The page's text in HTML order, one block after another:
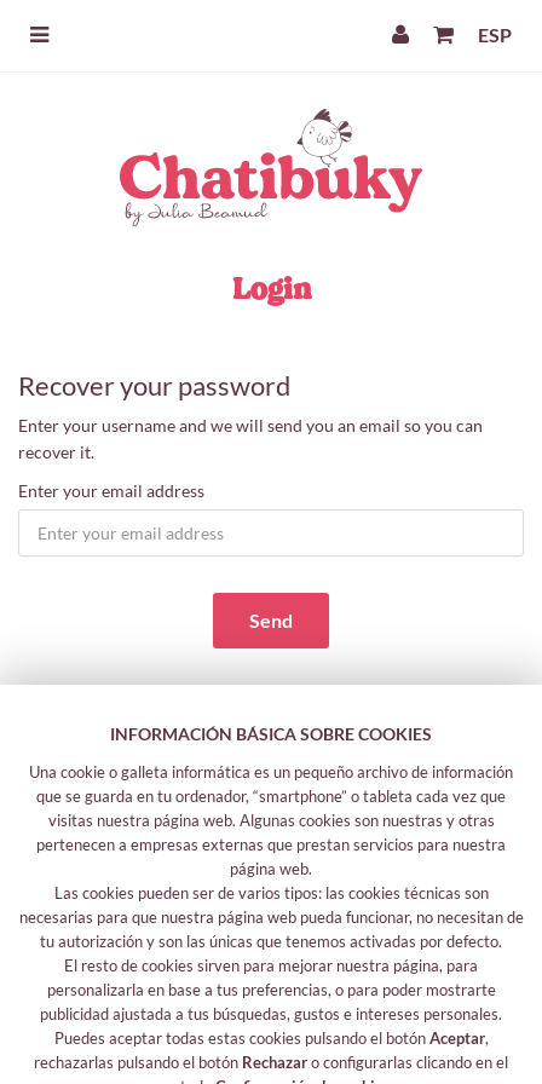
ESP
Login
Recover your password
Enter your username and we will send you an email so you can
recover it.
Enter your email address
Send
Legal information
Legal notice
Your safety data
Privacy policy
Cookies policy
INFORMACIÓN BÁSICA SOBRE COOKIES
Una cookie o galleta informática es un pequeño archivo de información
que se guarda en tu ordenador, “smartphone” o tableta cada vez que
visitas nuestra página web. Algunas cookies son nuestras y otras
pertenecen a empresas externas que prestan servicios para nuestra
página web.
Las cookies pueden ser de varios tipos: las cookies técnicas son
necesarias para que nuestra página web pueda funcionar, no necesitan de
tu autorización y son las únicas que tenemos activadas por defecto.
El resto de cookies sirven para mejorar nuestra página, para
personalizarla en base a tus preferencias, o para poder mostrarte
publicidad ajustada a tus búsquedas, gustos e intereses personales.
Puedes aceptar todas estas cookies pulsando el botónAceptar,
rechazarlas pulsando el botón Rechazaro configurarlas clicando en el